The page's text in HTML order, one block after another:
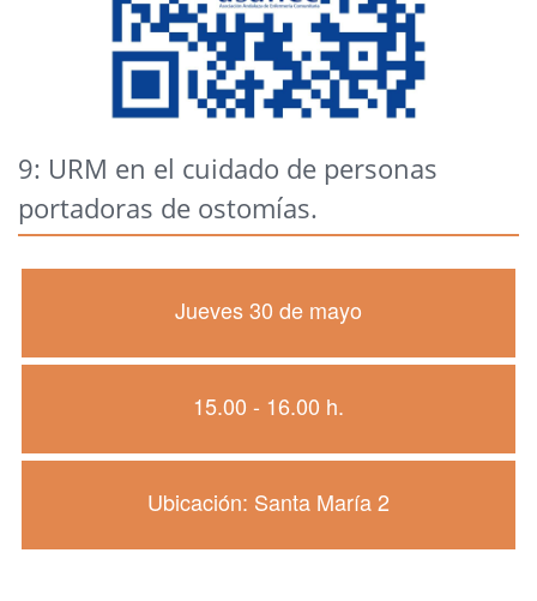
9: URM en el cuidado de personas
portadoras de ostomías.
Jueves 30 de mayo
15.00 - 16.00 h.
Ubicación: Santa María 2